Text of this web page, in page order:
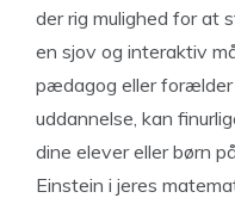
der rig mulighed for at
en sjov og interaktiv
pædagog eller forælder
uddannelse, kan
dine elever eller børn
Einstein i jeres